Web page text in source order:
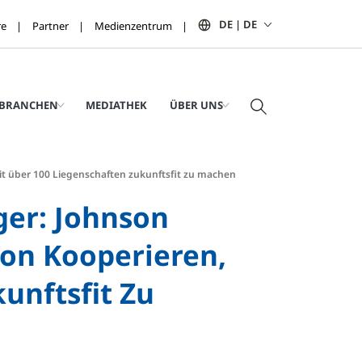
Partner Medienzentrum DE | DE
MEDIATHEK ÜBER UNS
über 100 Liegenschaften zukunftsfit zu machen
Johnson
Kooperieren,
Zu